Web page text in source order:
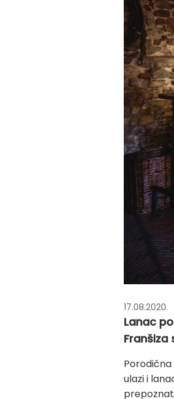
17.08.2020.
Lanac
Franšiza
ulazi i